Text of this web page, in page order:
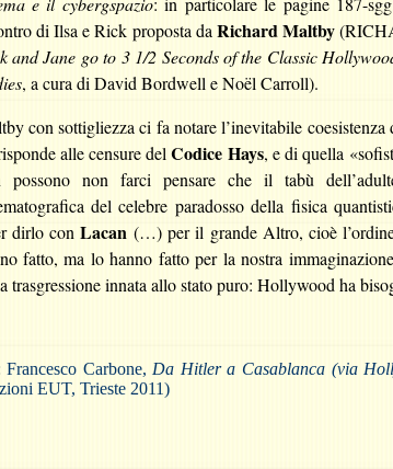
di Ilsa e Rick proposta da Richard Maltby
and Jane go to 3 1/2 Seconds of the Classic
, a cura di David Bordwell e Noël Carroll).
con sottigliezza ci fa notare l’inevitabile
alle censure delCodice Hays, e di quella
possono non farci pensare che il tabù
del celebre paradosso della fisica
dirlo conLacan (…) per il grande Altro, cioè
fatto, ma lo hanno fatto per la nostra
trasgressione innata allo stato puro: Hollywood ha
Francesco Carbone, Da Hitler a Casablanca (via
EUT, Trieste 2011)